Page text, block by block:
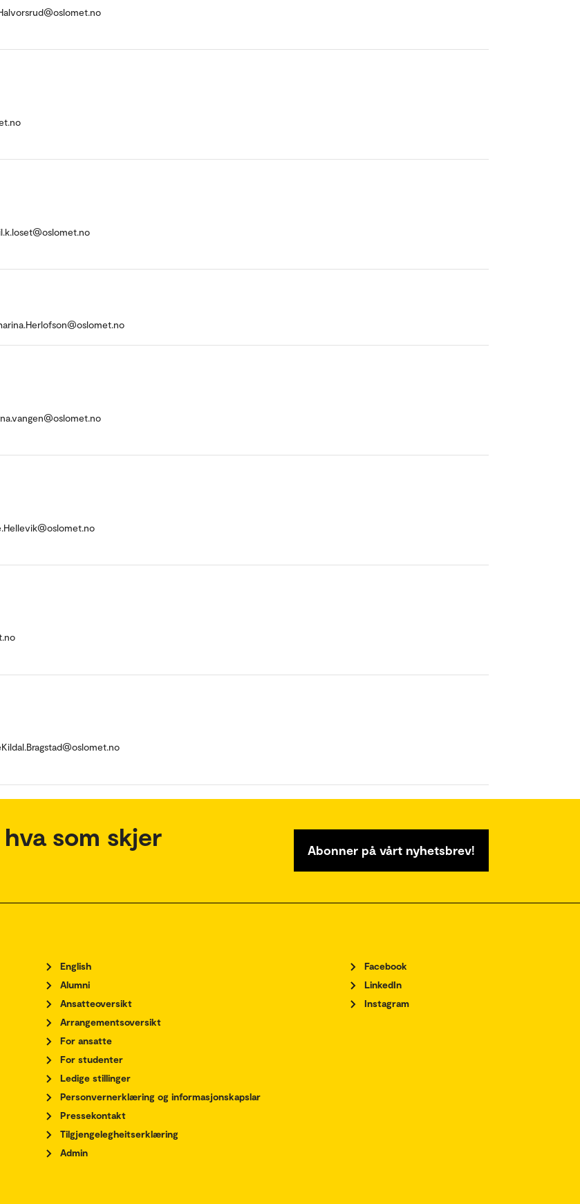
som skjer
Abonner på vårt nyhetsbrev!
English
Alumni
Ansatteoversikt
Arrangementsoversikt
For ansatte
For studenter
Ledige stillinger
Personvernerklæring og informasjonskapslar
Pressekontakt
Tilgjengelegheitserklæring
Admin
Facebook
LinkedIn
Instagram